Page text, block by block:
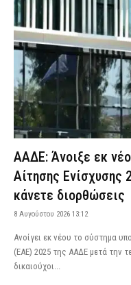
ΑΑΔΕ: Άνοιξε εκ
Αίτησης Ενίσχυσης
κάνετε διορθώσεις
8 Αυγούστου 2026 13:12
Aνοίγει εκ νέου το σύστημα
(ΕΑΕ) 2025 της ΑΑΔΕ μετά την
δικαιούχοι...